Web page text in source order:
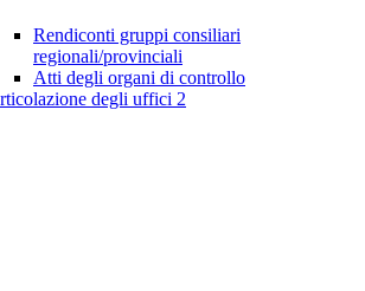
Rendiconti gruppi consiliari
regionali/provinciali
Atti degli organi di controllo
degli uffici 2